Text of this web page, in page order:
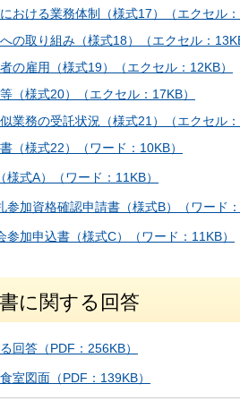
おける業務体制（様式17）（エクセル：
の取り組み（様式18）（エクセル：
の雇用（様式19）（エクセル：12KB）
（様式20）（エクセル：17KB）
業務の受託状況（様式21）（エクセル：
（様式22）（ワード：10KB）
様式A）（ワード：11KB）
参加資格確認申請書（様式B）（ワード：
参加申込書（様式C）（ワード：11KB）
に関する回答
回答（PDF：256KB）
室図面（PDF：139KB）